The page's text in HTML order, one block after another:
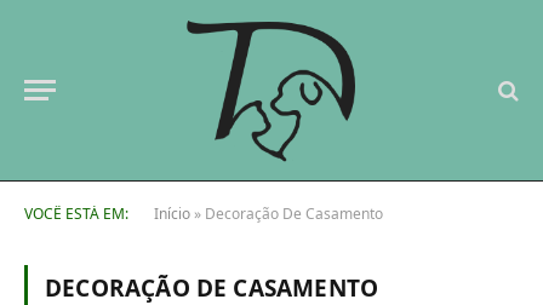
VOCÊ ESTÁ EM: Início » Decoração De Casamento
DECORAÇÃO DE CASAMENTO